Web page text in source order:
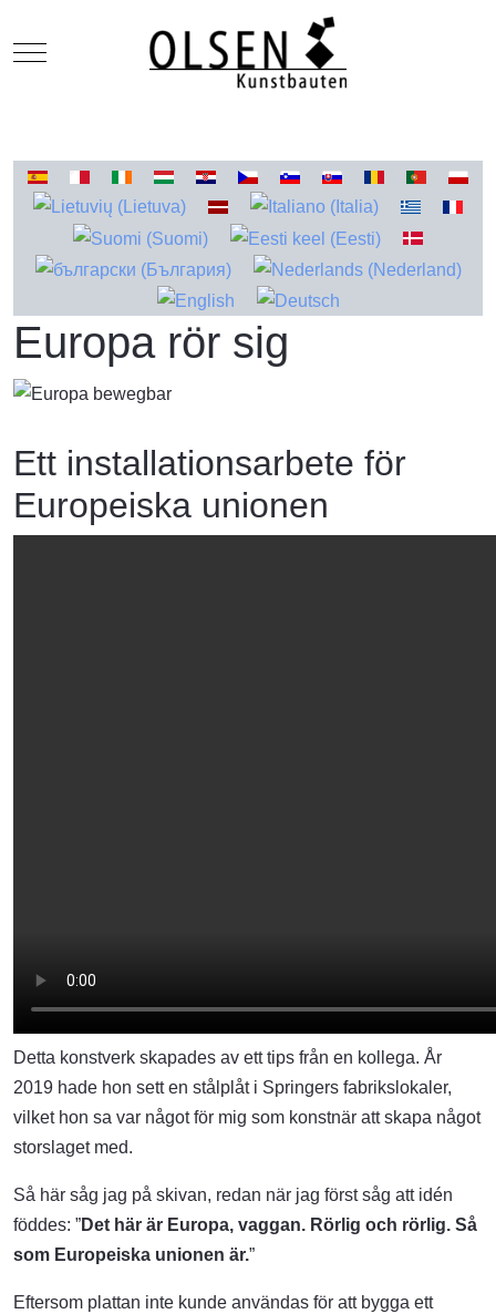
Mobile Menu Toggle
Välj ditt språk
Europa rör sig
Ett installationsarbete för
Europeiska unionen
Detta konstverk skapades av ett tips från en kollega. År
2019 hade hon sett en stålplåt i Springers fabrikslokaler,
vilket hon sa var något för mig som konstnär att skapa något
storslaget med.
Så här såg jag på skivan, redan när jag först såg att idén
föddes: ”Det här är Europa, vaggan. Rörlig och rörlig. Så
som Europeiska unionen är.”
Eftersom plattan inte kunde användas för att bygga ett